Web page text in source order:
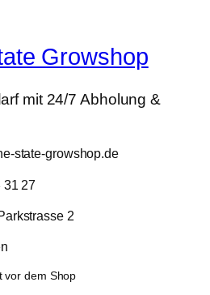
Growshop
mit 24/7 Abholung &
state-growshop.de
31 27
2
vor dem Shop